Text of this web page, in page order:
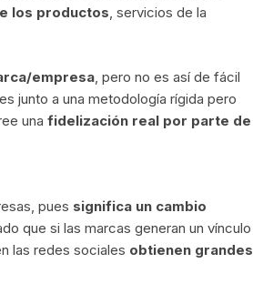
los productos, servicios de la
empresa , pero no es así de fácil
junto a una metodología rígida pero
una fidelización real por parte de
pues significa un cambio
que si las marcas generan un vínculo
las redes sociales obtienen grandes